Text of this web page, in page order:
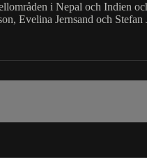
i Nepal och Indien
Evelina Jernsand och Stefan